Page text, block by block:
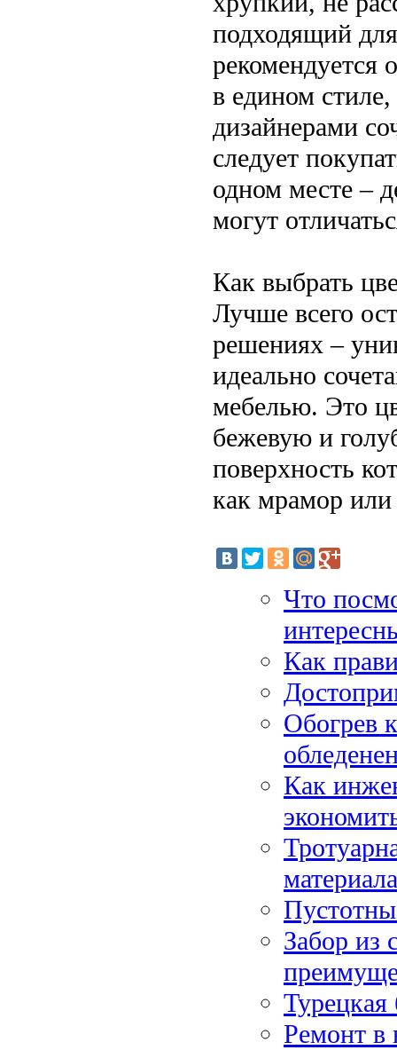
подходящий
рекомендуется
в едином
дизайнерами
следует
одном месте –
могут
Как выбрать
Лучше всего
решениях –
идеально
мебелью. Это
бежевую и
поверхность
как мрамор или
Что
Как
Обогрев
Как
материала
Забор из
Ремонт в